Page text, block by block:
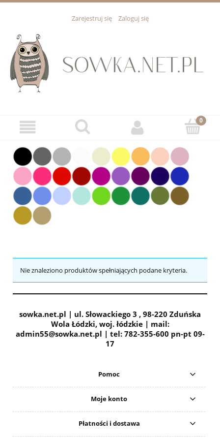
Zarejestruj się Zaloguj się
Nie znaleziono produktów spełniających podane kryteria.
sowka.net.pl | ul. Słowackiego 3 , 98-220 Zduńska
Wola Łódzki, woj. łódzkie | mail:
admin55@sowka.net.pl | tel: 782-355-600 pn-pt 09-
17
Pomoc
Moje konto
Płatności i dostawa